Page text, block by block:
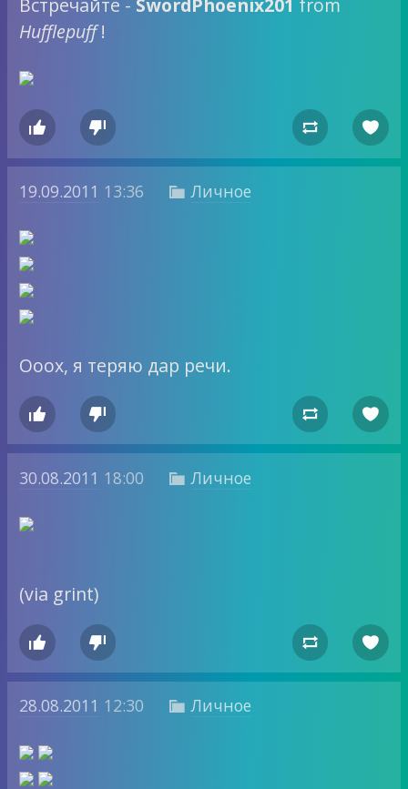
Hufflepuff!
   
19.09.2011 13:36  Личное
Ооох, я теряю дар речи.
   
30.08.2011 18:00  Личное
(via grint)
   
28.08.2011 12:30  Личное